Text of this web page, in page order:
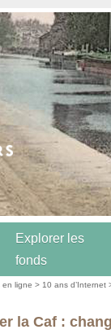
Explorer les
fonds
en ligne > 10 ans d’Internet
la Caf :